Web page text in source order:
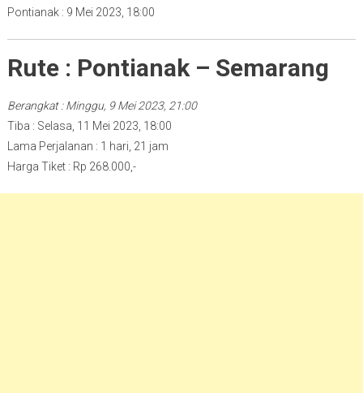
Pontianak : 9 Mei 2023, 18:00
Rute : Pontianak – Semarang
Berangkat : Minggu, 9 Mei 2023, 21:00
Tiba : Selasa, 11 Mei 2023, 18:00
Lama Perjalanan : 1 hari, 21 jam
Harga Tiket : Rp 268.000,-